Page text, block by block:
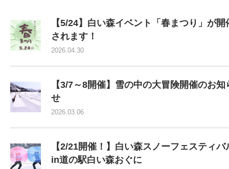
【5/24】白い森イベント「春まつり」が開
されます！
2026.04.30
【3/7～8開催】雪の中の大冒険開催のお知
せ
2026.03.06
【2/21開催！】白い森スノーフェスティバ
in道の駅白い森おぐに